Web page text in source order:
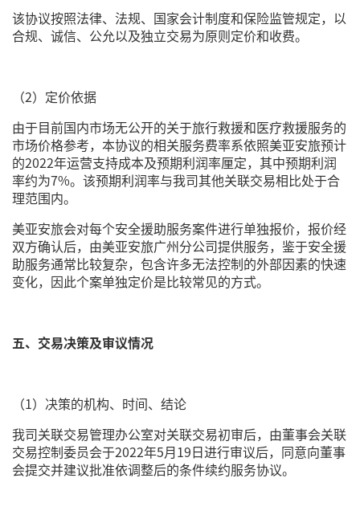
该协议按照法律、法规、国家会计制度和保险监管规定，以
合规、诚信、公允以及独立交易为原则定价和收费。
（2）定价依据
由于目前国内市场无公开的关于旅行救援和医疗救援服务的
市场价格参考，本协议的相关服务费率系依照美亚安旅预计
的2022年运营支持成本及预期利润率厘定，其中预期利润
率约为7%。该预期利润率与我司其他关联交易相比处于合
理范围内。
美亚安旅会对每个安全援助服务案件进行单独报价，报价经
双方确认后，由美亚安旅广州分公司提供服务，鉴于安全援
助服务通常比较复杂，包含许多无法控制的外部因素的快速
变化，因此个案单独定价是比较常见的方式。
五、交易决策及审议情况
（1）决策的机构、时间、结论
我司关联交易管理办公室对关联交易初审后，由董事会关联
交易控制委员会于2022年5月19日进行审议后，同意向董事
会提交并建议批准依调整后的条件续约服务协议。